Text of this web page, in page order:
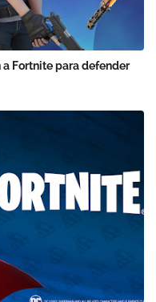
Fortnite para defender